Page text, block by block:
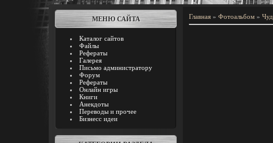
МЕНЮ САЙТА
Каталог сайтов
Файлы
Рефераты
Галерея
Письмо администратору
Форум
Рефераты
Онлайн игры
Книги
Анекдоты
Переводы и прочее
Бизнесс идеи
Главная » Фотоальбом »